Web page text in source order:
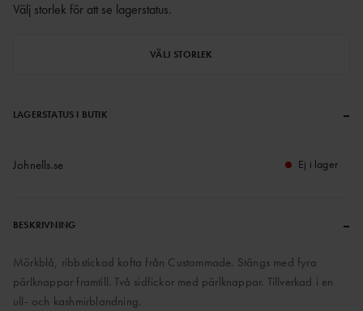
Välj storlek för att se lagerstatus.
VÄLJ STORLEK
LAGERSTATUS I BUTIK –
Johnells.se Ej i lager
BESKRIVNING –
Mörkblå, ribbstickad kofta från Custommade. Stängs med fyra
pärlknappar framtill. Två sidfickor med pärlknappar. Tillverkad i en
ull- och kashmirblandning.